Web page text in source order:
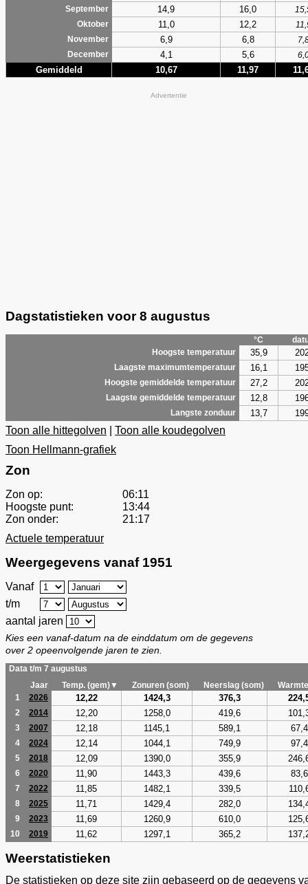
September
14,9 16,0
Oktober
11,0 12,2
November
6,9 6,8
December
4,1 5,6
Gemiddeld 10,67 11,97
Advertentie
Dagstatistieken voor 8 augustus
°C
Hoogste temperatuur
35,9
Laagste maximumtemperatuur 16,1
Hoogste gemiddelde temperatuur 27,2
Laagste gemiddelde temperatuur 12,8
Langste zonduur 13,7
Toon alle hittegolven
Toon alle koudegolven
Toon Hellmann-grafiek
Zon
Zon op:
06:11
Hoogste punt:
13:44
Zon onder:
21:17
Actuele temperatuur
Weergegevens vanaf 1951
Vanaf
t/m
aantal jaren
Kies een vanaf-datum na de einddatum om de gegevens
over 2 opeenvolgende jaren te zien.
Data t/m 7 augustus
Jaar
Temp. (gem)▼ Zonuren (som) Neerslag (som)
1
2026 12,22 1424,3 376,3
2 2014 12,20 1258,0 419,6
3 2007 12,18 1145,1 589,1 67,4
4 2024 12,14 1044,1 749,9 97,4
5 2018 12,09 1390,0 355,9
6 2020 11,90 1443,3 439,6 83,6
7 2022 11,85 1482,1 339,5
8 2025 11,71 1429,4 282,0
9 2023 11,69 1260,9 610,0
10 2019 11,62 1297,1 365,2
Weerstatistieken
De statistieken op deze site zijn gebaseerd op de gegevens